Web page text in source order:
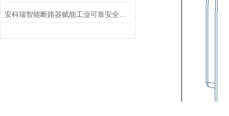
安科瑞智能断路器赋能工业可靠安全用电